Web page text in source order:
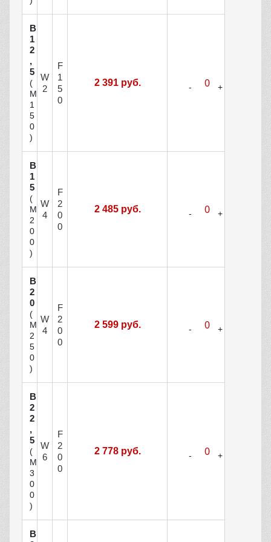
В
1
2
,
5
(
М
1
5
0
)
W
2
F
1
5
0
2 391 руб.
В
1
5
(
М
2
0
0
)
W
4
F
2
0
0
2 485 руб.
В
2
0
(
М
2
5
0
)
W
4
F
2
0
0
2 599 руб.
В
2
2
,
5
(
М
3
0
0
)
W
6
F
2
0
0
2 778 руб.
В